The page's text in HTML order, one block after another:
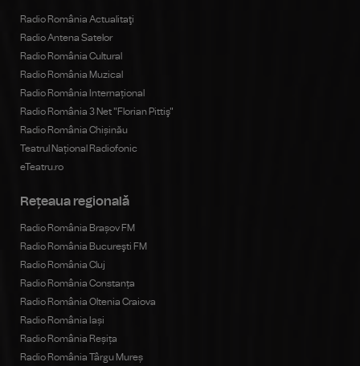
Radio România Actualitaţi
Radio Antena Satelor
Radio România Cultural
Radio România Muzical
Radio România Internațional
Radio România 3 Net "Florian Pittiş"
Radio România Chișinău
Teatrul Național Radiofonic
eTeatru.ro
Rețeaua regională
Radio România Brașov FM
Radio România Bucureşti FM
Radio România Cluj
Radio România Constanța
Radio România Oltenia Craiova
Radio România Iași
Radio România Reșița
Radio România Târgu Mureș